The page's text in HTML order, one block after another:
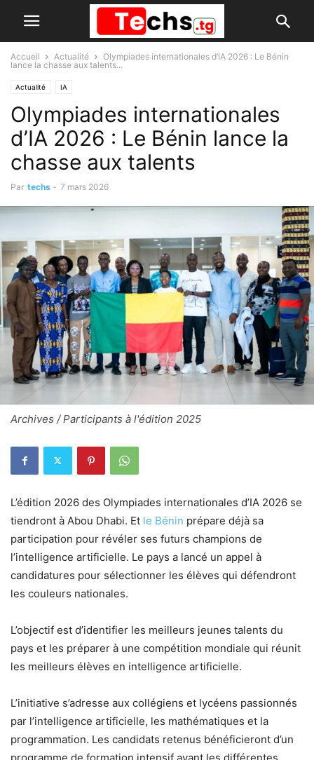
Accueil Actualité
Olympiades internationales d’IA 2026 : Le Bénin
lance la chasse aux talents...
Actualité IA
Olympiades internationales
d’IA 2026 : Le Bénin lance la
chasse aux talents
Par techs - 7 mars 2026
Archives / Participants à l'édition 2025
L’édition 2026 des Olympiades internationales d’IA 2026 se
tiendront à Abou Dhabi. Et le Bénin prépare déjà sa
participation pour révéler ses futurs champions de
l’intelligence artificielle. Le pays a lancé un appel à
candidatures pour sélectionner les élèves qui défendront
les couleurs nationales.
L’objectif est d’identifier les meilleurs jeunes talents du
pays et les préparer à une compétition mondiale qui réunit
les meilleurs élèves en intelligence artificielle.
L’initiative s’adresse aux collégiens et lycéens passionnés
par l’intelligence artificielle, les mathématiques et la
programmation. Les candidats retenus bénéficieront d’un